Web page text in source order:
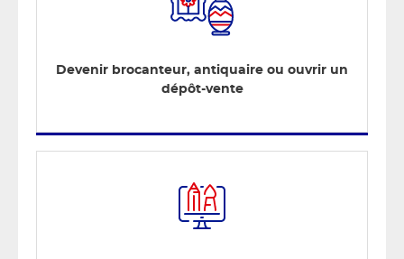
Devenir brocanteur, antiquaire ou ouvrir un
dépôt-vente